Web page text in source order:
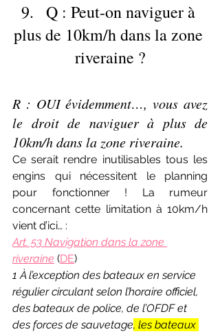
9.   Q : Peut-on naviguer à
plus de 10km/h dans la zone
riveraine ?
R : OUI évidemment…, vous avez
le droit de naviguer à plus de
10km/h dans la zone riveraine.
Ce serait rendre inutilisables tous les
engins qui nécessitent le planning
pour fonctionner ! La rumeur
concernant cette limitation à 10km/h
vient d’ici… :
Art. 53 Navigation dans la zone
riveraine (DE)
1 À l’exception des bateaux en service
régulier circulant selon l’horaire officiel,
des bateaux de police, de l’OFDF et
des forces de sauvetage, les bateaux